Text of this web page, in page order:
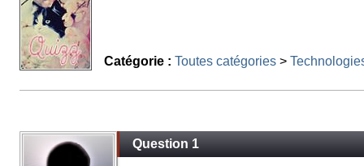
Catégorie : Toutes catégories >
Question 1